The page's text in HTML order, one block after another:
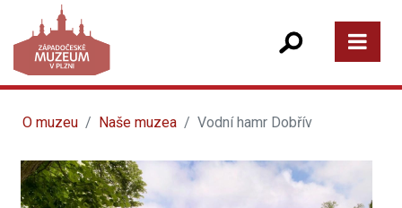
O muzeu Naše muzea Vodní hamr Dobřív